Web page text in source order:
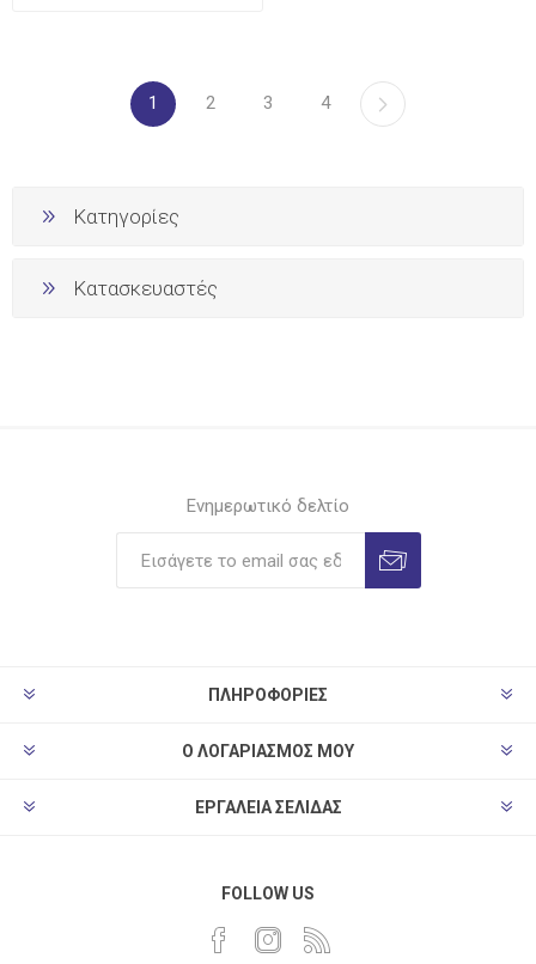
1 2 3 4
Κατηγορίες
Κατασκευαστές
Ενημερωτικό δελτίο
ΠΛΗΡΟΦΟΡΊΕΣ
Ο ΛΟΓΑΡΙΑΣΜΌΣ ΜΟΥ
ΕΡΓΑΛΕΊΑ ΣΕΛΊΔΑΣ
FOLLOW US